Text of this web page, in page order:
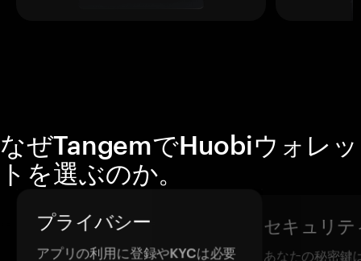
なぜTangemでHuobiウォレッ
トを選ぶのか。
プライバシー
アプリの利用に登録やKYCは必要
セキュリテ
あなたの秘密鍵